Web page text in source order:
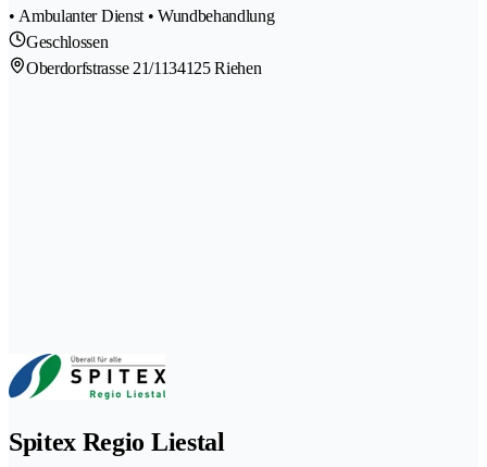
• Ambulanter Dienst • Wundbehandlung
Geschlossen
Oberdorfstrasse 21/1134125 Riehen
Spitex Regio Liestal